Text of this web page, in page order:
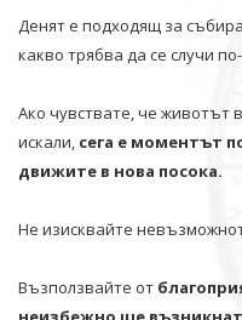
Денят е подходящ за
какво трябва да се случи
Ако чувствате, че животът
искали, сега е моментът
движите в нова посока.
Не изисквайте
Възползвайте от